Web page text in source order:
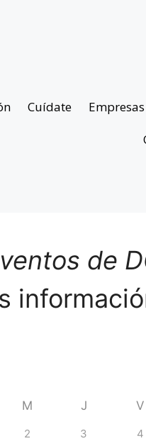
Cuídate
de
M J V
2 3 4